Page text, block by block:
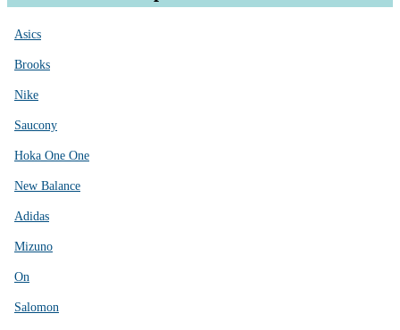
Asics
Brooks
Nike
Saucony
Hoka One One
New Balance
Adidas
Mizuno
On
Salomon